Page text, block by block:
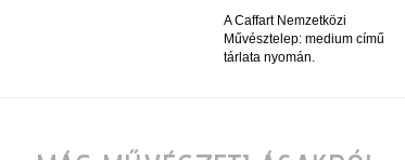
A Caffart Nemzetközi
Művésztelep: medium című
tárlata nyomán.